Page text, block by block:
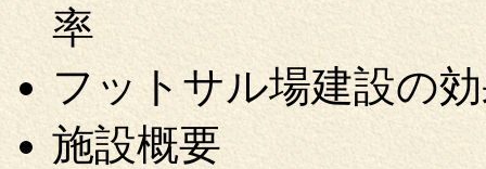
率
フットサル場建設の
施設概要